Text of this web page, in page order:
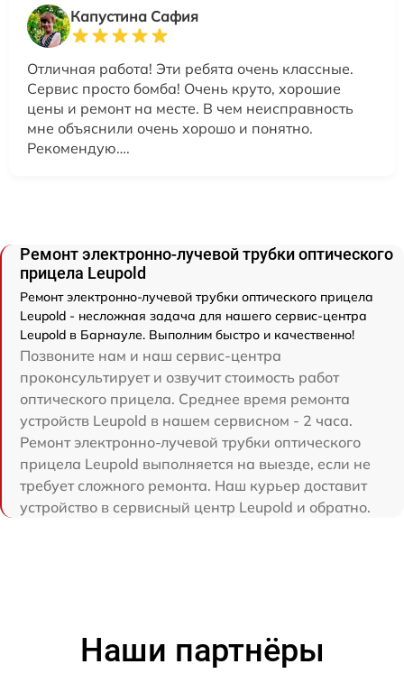
Капустина Сафия
Отличная работа! Эти ребята очень классные.
Сервис просто бомба! Очень круто, хорошие
цены и ремонт на месте. В чем неисправность
мне объяснили очень хорошо и понятно.
Рекомендую….
Ремонт электронно-лучевой трубки оптического
прицела Leupold
Ремонт электронно-лучевой трубки оптического прицела
Leupold - несложная задача для нашего сервис-центра
Leupold в Барнауле. Выполним быстро и качественно!
Позвоните нам и наш сервис-центра
проконсультирует и озвучит стоимость работ
оптического прицела. Среднее время ремонта
устройств Leupold в нашем сервисном - 2 часа.
Ремонт электронно-лучевой трубки оптического
прицела Leupold выполняется на выезде, если не
требует сложного ремонта. Наш курьер доставит
устройство в сервисный центр Leupold и обратно.
Наши партнёры